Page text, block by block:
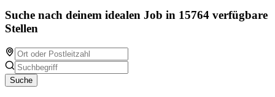
Suche nach deinem idealen Job in 15764 verfügbare
Stellen
Suche